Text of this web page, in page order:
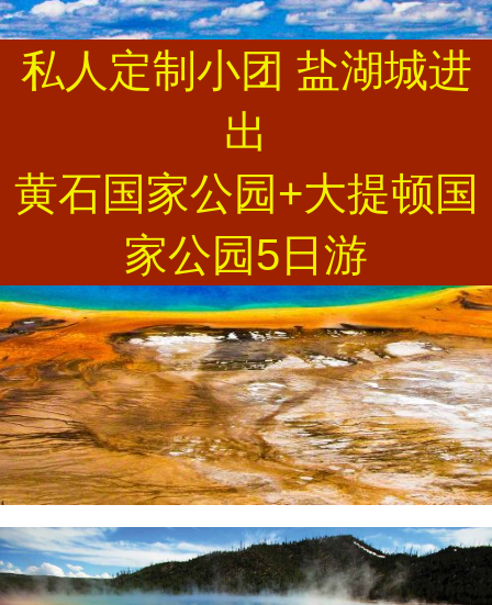
私人定制小团 盐湖城进
出
黄石国家公园+大提顿国
家公园5日游